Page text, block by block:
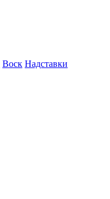
Воск Надставки